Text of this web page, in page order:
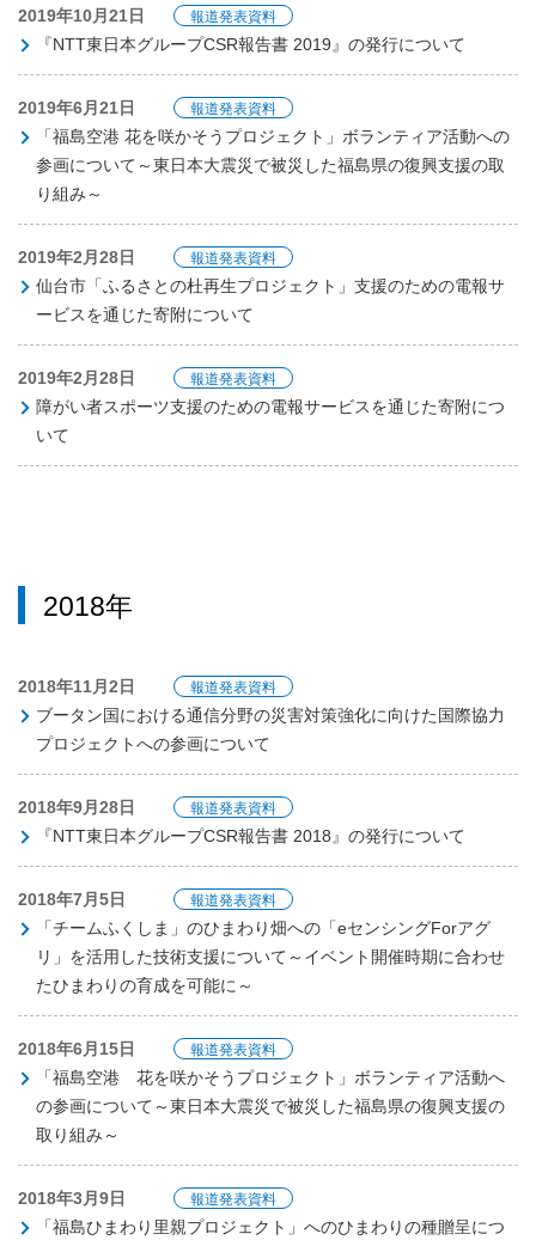
2019年10月21日 報道発表資料
『NTT東日本グループCSR報告書 2019』の発行について
2019年6月21日 報道発表資料
「福島空港 花を咲かそうプロジェクト」ボランティア活動への
参画について～東日本大震災で被災した福島県の復興支援の取
り組み～
2019年2月28日 報道発表資料
仙台市「ふるさとの杜再生プロジェクト」支援のための電報サ
ービスを通じた寄附について
2019年2月28日 報道発表資料
障がい者スポーツ支援のための電報サービスを通じた寄附につ
いて
2018年
2018年11月2日 報道発表資料
ブータン国における通信分野の災害対策強化に向けた国際協力
プロジェクトへの参画について
2018年9月28日 報道発表資料
『NTT東日本グループCSR報告書 2018』の発行について
2018年7月5日 報道発表資料
「チームふくしま」のひまわり畑への「eセンシングForアグ
リ」を活用した技術支援について～イベント開催時期に合わせ
たひまわりの育成を可能に～
2018年6月15日 報道発表資料
「福島空港 花を咲かそうプロジェクト」ボランティア活動へ
の参画について～東日本大震災で被災した福島県の復興支援の
取り組み～
2018年3月9日 報道発表資料
「福島ひまわり里親プロジェクト」へのひまわりの種贈呈につ